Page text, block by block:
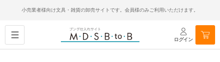
小売業者様向け文具・雑貨の卸売サイトです。会員様のみご利用いただけます。
ログイン